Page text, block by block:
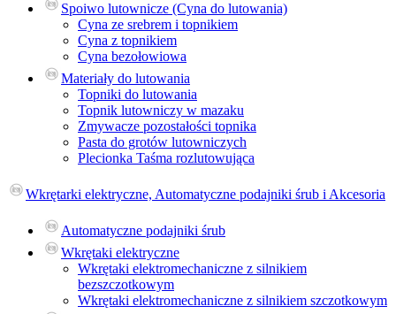
Spoiwo lutownicze (Cyna do lutowania)
Cyna ze srebrem i topnikiem
Cyna z topnikiem
Cyna bezołowiowa
Materiały do lutowania
Topniki do lutowania
Topnik lutowniczy w mazaku
Zmywacze pozostałości topnika
Pasta do grotów lutowniczych
Plecionka Taśma rozlutowująca
Wkrętarki elektryczne, Automatyczne podajniki śrub i Akcesoria
Automatyczne podajniki śrub
Wkrętaki elektryczne
Wkrętaki elektromechaniczne z silnikiem
bezszczotkowym
Wkrętaki elektromechaniczne z silnikiem szczotkowym